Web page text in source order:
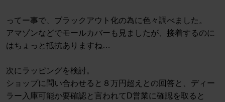
ってー事で、ブラックアウト化の為に色々調べました。
アマゾンなどでモールカバーも見ましたが、接着するのに
はちょっと抵抗ありますね…
次にラッピングを検討。
ショップに問い合わせると８万円超えとの回答と、ディー
ラー入庫可能か要確認と言われてD営業に確認を取ると